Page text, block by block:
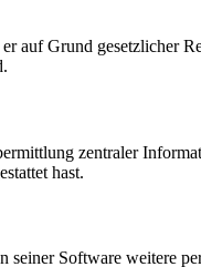
auf Grund gesetzlicher
zentraler
hast.
Software weitere